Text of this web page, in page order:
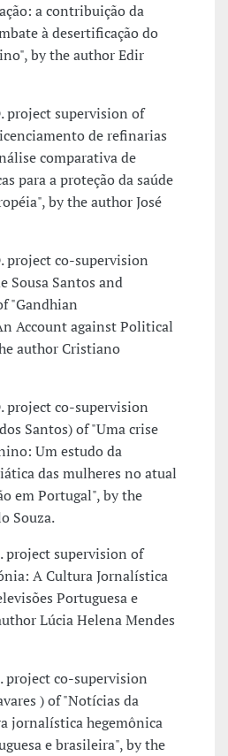
a contribuição da
à desertificação do
by the author Edir
project supervision of
de refinarias
comparativa de
para a proteção da saúde
by the author José
project co-supervision
Sousa Santos and
"Gandhian
Account against Political
author Cristiano
project co-supervision
Santos) of "Uma crise
Um estudo da
das mulheres no atual
em Portugal", by the
Souza.
project supervision of
A Cultura Jornalística
Portuguesa e
Lúcia Helena Mendes
project co-supervision
) of "Notícias da
jornalística hegemônica
e brasileira", by the